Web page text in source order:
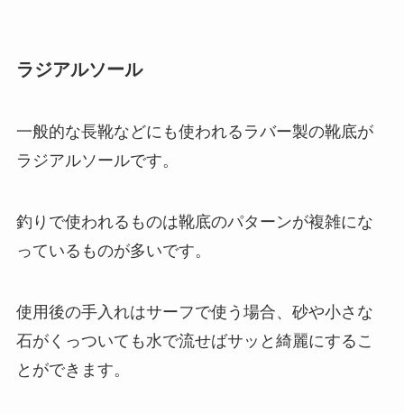
ラジアルソール
一般的な長靴などにも使われるラバー製の靴底が
ラジアルソールです。
釣りで使われるものは靴底のパターンが複雑にな
っているものが多いです。
使用後の手入れはサーフで使う場合、砂や小さな
石がくっついても水で流せばサッと綺麗にするこ
とができます。